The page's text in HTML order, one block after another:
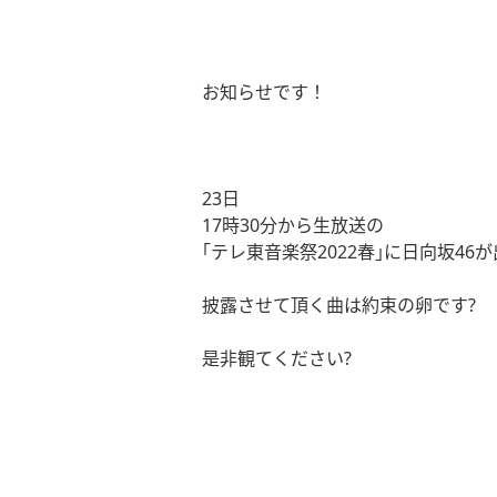
お知らせです！
23日
17時30分から生放送の
｢テレ東音楽祭2022春｣に日向坂46
披露させて頂く曲は約束の卵です?
是非観てください?